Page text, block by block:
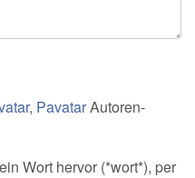
, PavatarAutoren-
Wort hervor (*wort*), per